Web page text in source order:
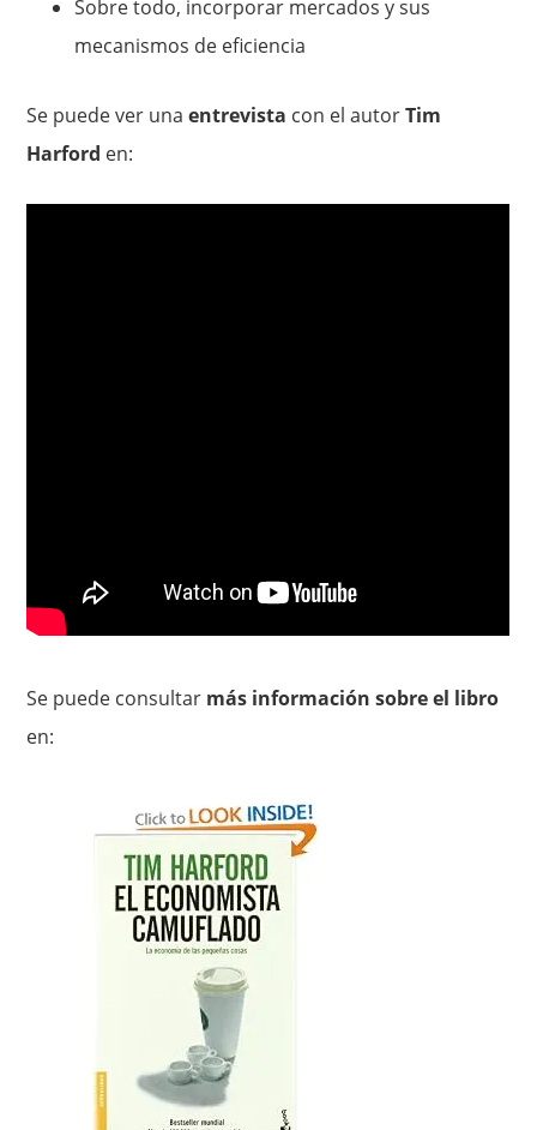
Sobre todo, incorporar mercados y sus
mecanismos de eficiencia
Se puede ver unaentrevista con el autorTim
Harford en:
Se puede consultar más información sobre el libro
en: